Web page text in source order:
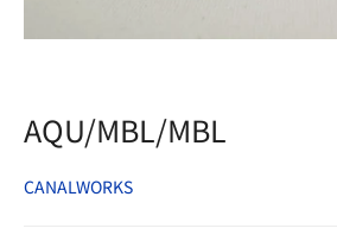
AQU/MBL/MBL
CANALWORKS